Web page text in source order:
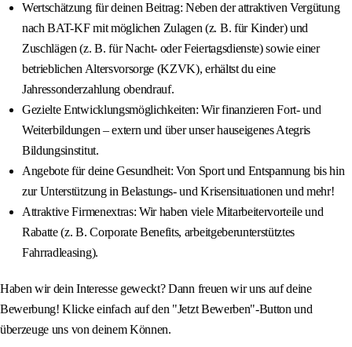
Wertschätzung für deinen Beitrag: Neben der attraktiven Vergütung
nach BAT-KF mit möglichen Zulagen (z. B. für Kinder) und
Zuschlägen (z. B. für Nacht- oder Feiertagsdienste) sowie einer
betrieblichen Altersvorsorge (KZVK), erhältst du eine
Jahressonderzahlung obendrauf.
Gezielte Entwicklungsmöglichkeiten: Wir finanzieren Fort- und
Weiterbildungen – extern und über unser hauseigenes Ategris
Bildungsinstitut.
Angebote für deine Gesundheit: Von Sport und Entspannung bis hin
zur Unterstützung in Belastungs- und Krisensituationen und mehr!
Attraktive Firmenextras: Wir haben viele Mitarbeitervorteile und
Rabatte (z. B. Corporate Benefits, arbeitgeberunterstütztes
Fahrradleasing).
Haben wir dein Interesse geweckt? Dann freuen wir uns auf deine
Bewerbung! Klicke einfach auf den "Jetzt Bewerben"-Button und
überzeuge uns von deinem Können.